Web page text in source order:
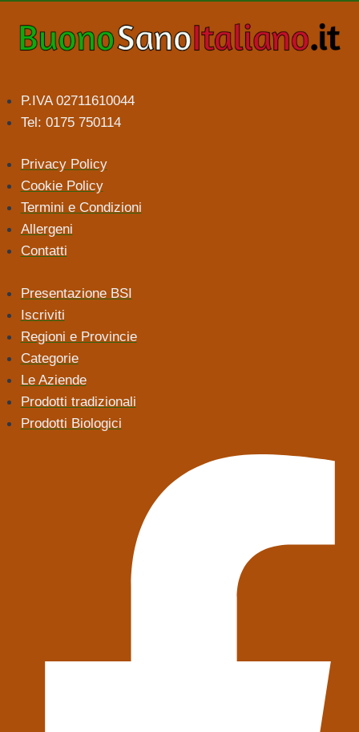
P.IVA 02711610044
Tel: 0175 750114
Privacy Policy
Cookie Policy
Termini e Condizioni
Allergeni
Contatti
Presentazione BSI
Iscriviti
Regioni e Provincie
Categorie
Le Aziende
Prodotti tradizionali
Prodotti Biologici